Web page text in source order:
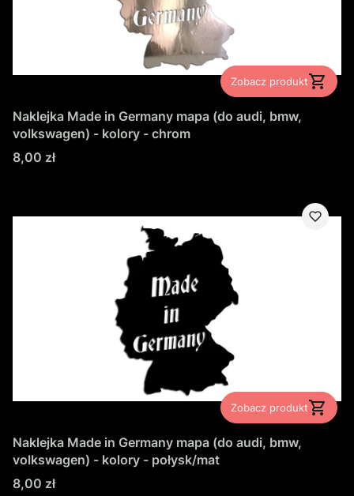
Zobacz produkt
Naklejka Made in Germany mapa (do audi, bmw,
volkswagen) - kolory - chrom
Cena
8,00 zł
Zobacz produkt
Naklejka Made in Germany mapa (do audi, bmw,
volkswagen) - kolory - połysk/mat
Cena
8,00 zł